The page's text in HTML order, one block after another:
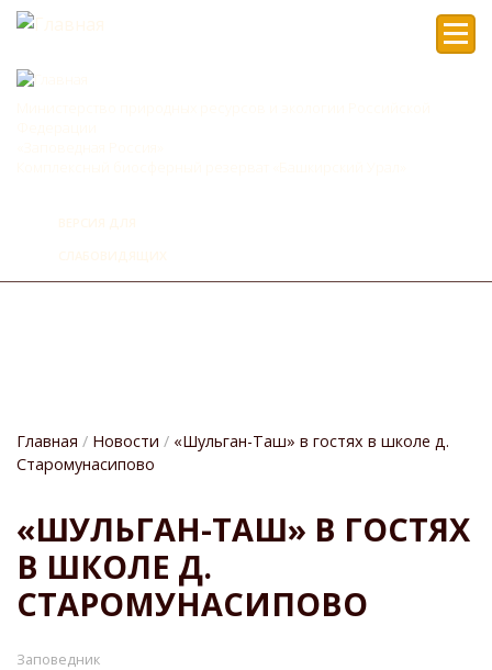
НАВИГАЦИИ
Главная Новости
«Шульган-Таш» в гостях в школе д.
Старомунасипово
«ШУЛЬГАН-ТАШ» В ГОСТЯХ
В ШКОЛЕ Д.
СТАРОМУНАСИПОВО
Заповедник